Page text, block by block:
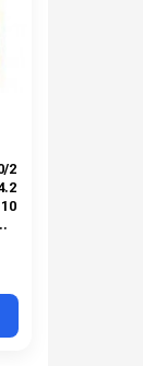
2
10
сталь